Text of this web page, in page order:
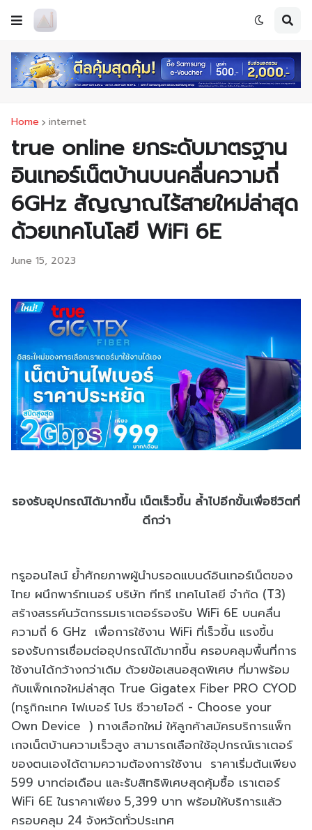
Home internet
true online ยกระดับมาตรฐาน
อินเทอร์เน็ตบ้านบนคลื่นความถี่
6GHz สัญญาณไร้สายใหม่ล่าสุด
ด้วยเทคโนโลยี WiFi 6E
June 15, 2023
รองรับอุปกรณ์ได้มากขึ้น เน็ตเร็วขึ้น ล้ำไปอีกขั้นเพื่อชีวิตที่
ดีกว่า
ทรูออนไลน์ ย้ำศักยภาพผู้นำบรอดแบนด์อินเทอร์เน็ตของ
ไทย ผนึกพาร์ทเนอร์ บริษัท ทีทรี เทคโนโลยี จำกัด (T3)
สร้างสรรค์นวัตกรรมเราเตอร์รองรับ WiFi 6E บนคลื่น
ความถี่ 6 GHz เพื่อการใช้งาน WiFi ที่เร็วขึ้น แรงขึ้น
รองรับการเชื่อมต่ออุปกรณ์ได้มากขึ้น ครอบคลุมพื้นที่การ
ใช้งานได้กว้างกว่าเดิม ด้วยข้อเสนอสุดพิเศษ ที่มาพร้อม
กับแพ็กเกจใหม่ล่าสุด True Gigatex Fiber PRO CYOD
(ทรูกิกะเทค ไฟเบอร์ โปร ซีวายโอดี - Choose your
Own Device ) ทางเลือกใหม่ ให้ลูกค้าสมัครบริการแพ็ก
เกจเน็ตบ้านความเร็วสูง สามารถเลือกใช้อุปกรณ์เราเตอร์
ของตนเองได้ตามความต้องการใช้งาน ราคาเริ่มต้นเพียง
599 บาทต่อเดือน และรับสิทธิพิเศษสุดคุ้มซื้อ เราเตอร์
WiFi 6E ในราคาเพียง 5,399 บาท พร้อมให้บริการแล้ว
ครอบคลุม 24 จังหวัดทั่วประเทศ